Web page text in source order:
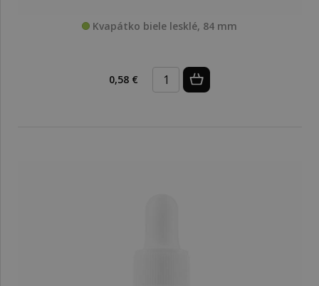
Kvapátko biele lesklé, 84 mm
0,58 €